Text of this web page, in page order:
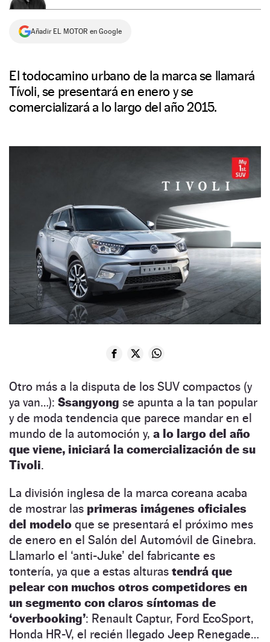
Añadir EL MOTOR en Google
El todocamino urbano de la marca se llamará
Tívoli, se presentará en enero y se
comercializará a lo largo del año 2015.
Otro más a la disputa de los SUV compactos (y
ya van…): Ssangyong se apunta a la tan popular
y de moda tendencia que parece mandar en el
mundo de la automoción y, a lo largo del año
que viene, iniciará la comercialización de su
Tivoli.
La división inglesa de la marca coreana acaba
de mostrar las primeras imágenes oficiales
del modelo que se presentará el próximo mes
de enero en el Salón del Automóvil de Ginebra.
Llamarlo el ‘anti-Juke’ del fabricante es
tontería, ya que a estas alturas tendrá que
pelear con muchos otros competidores en
un segmento con claros síntomas de
‘overbooking’: Renault Captur, Ford EcoSport,
Honda HR-V, el recién llegado Jeep Renegade…